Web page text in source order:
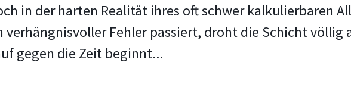
in der harten Realität ihres oft schwer kalkulierbaren
verhängnisvoller Fehler passiert, droht die Schicht völlig
gegen die Zeit beginnt...